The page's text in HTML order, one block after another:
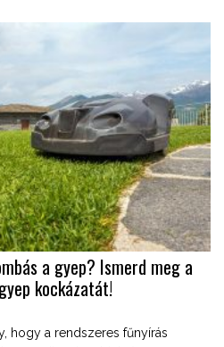
a gyep? Ismerd meg a
kockázatát!
hogy a rendszeres fűnyírás